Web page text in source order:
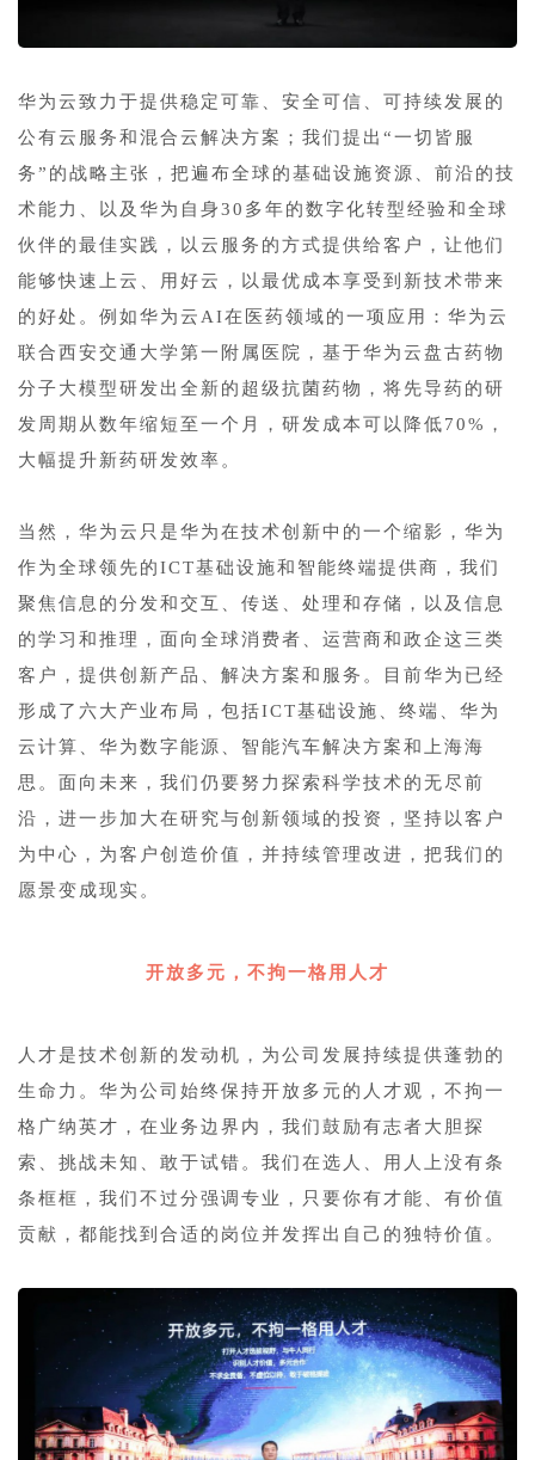
华为云致力于提供稳定可靠、安全可信、可持续发展的
公有云服务和混合云解决方案；我们提出“一切皆服
务”的战略主张，把遍布全球的基础设施资源、前沿的技
术能力、以及华为自身30多年的数字化转型经验和全球
伙伴的最佳实践，以云服务的方式提供给客户，让他们
能够快速上云、用好云，以最优成本享受到新技术带来
的好处。例如华为云AI在医药领域的一项应用：华为云
联合西安交通大学第一附属医院，基于华为云盘古药物
分子大模型研发出全新的超级抗菌药物，将先导药的研
发周期从数年缩短至一个月，研发成本可以降低70%，
大幅提升新药研发效率。
当然，华为云只是华为在技术创新中的一个缩影，华为
作为全球领先的ICT基础设施和智能终端提供商，我们
聚焦信息的分发和交互、传送、处理和存储，以及信息
的学习和推理，面向全球消费者、运营商和政企这三类
客户，提供创新产品、解决方案和服务。目前华为已经
形成了六大产业布局，包括ICT基础设施、终端、华为
云计算、华为数字能源、智能汽车解决方案和上海海
思。面向未来，我们仍要努力探索科学技术的无尽前
沿，进一步加大在研究与创新领域的投资，坚持以客户
为中心，为客户创造价值，并持续管理改进，把我们的
愿景变成现实。
开放多元，不拘一格用人才
人才是技术创新的发动机，为公司发展持续提供蓬勃的
生命力。华为公司始终保持开放多元的人才观，不拘一
格广纳英才，在业务边界内，我们鼓励有志者大胆探
索、挑战未知、敢于试错。我们在选人、用人上没有条
条框框，我们不过分强调专业，只要你有才能、有价值
贡献，都能找到合适的岗位并发挥出自己的独特价值。